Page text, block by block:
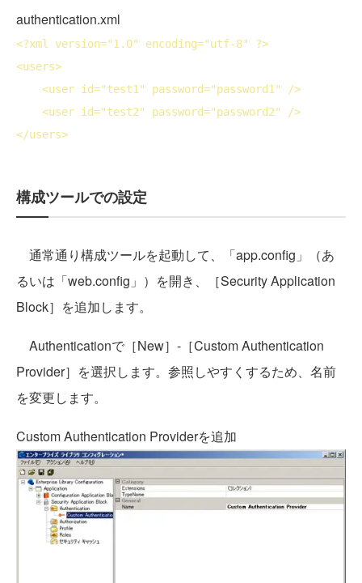
authentication.xml
<?xml version="1.0" encoding="utf-8" ?>
<users>
<user id="test1" password="password1" />
<user id="test2" password="password2" />
</users>
構成ツールでの設定
通常通り構成ツールを起動して、「app.config」（あ
るいは「web.config」）を開き、［Security Application
Block］を追加します。
Authenticationで［New］-［Custom Authentication
Provider］を選択します。参照しやすくするため、名前
を変更します。
Custom Authentication Providerを追加